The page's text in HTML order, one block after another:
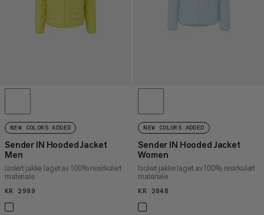
RANGERING
NEW COLORS ADDED
Sender IN Hooded Jacket
Men
Isolert jakke laget av 100% resirkulert
materiale
KR 2999
NEW COLORS ADDED
Sender IN Hooded Jacket
Women
Isolert jakke laget av 100% resirkulert
materiale
KR 2848